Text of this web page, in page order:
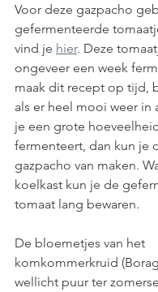
Voor deze gazpacho
gefermenteerde
vind je hier. Deze
ongeveer een week
maak dit recept op tijd,
als er heel mooi weer in
je een grote
fermenteert, dan kun je
gazpacho van maken.
koelkast kun je de
tomaat lang bewaren.
De bloemetjes van het
komkommerkruid
wellicht puur ter